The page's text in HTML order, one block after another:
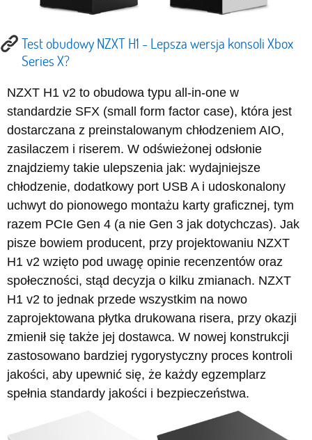
Test obudowy NZXT H1 - Lepsza wersja konsoli Xbox
Series X?
NZXT H1 v2 to obudowa typu all-in-one w
standardzie SFX (small form factor case), która jest
dostarczana z preinstalowanym chłodzeniem AIO,
zasilaczem i riserem. W odświeżonej odsłonie
znajdziemy takie ulepszenia jak: wydajniejsze
chłodzenie, dodatkowy port USB A i udoskonalony
uchwyt do pionowego montażu karty graficznej, tym
razem PCIe Gen 4 (a nie Gen 3 jak dotychczas). Jak
pisze bowiem producent, przy projektowaniu NZXT
H1 v2 wzięto pod uwagę opinie recenzentów oraz
społeczności, stąd decyzja o kilku zmianach. NZXT
H1 v2 to jednak przede wszystkim na nowo
zaprojektowana płytka drukowana risera, przy okazji
zmienił się także jej dostawca. W nowej konstrukcji
zastosowano bardziej rygorystyczny proces kontroli
jakości, aby upewnić się, że każdy egzemplarz
spełnia standardy jakości i bezpieczeństwa.